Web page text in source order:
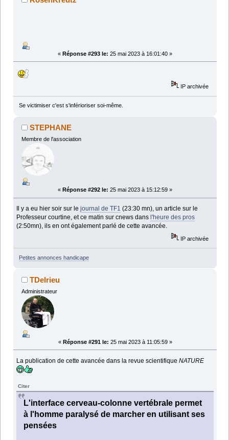
« Réponse #293 le: 25 mai 2023 à 16:01:40 »
IP archivée
Se victimiser c'est s'inférioriser soi-même.
STEPHANE
Membre de l'association
« Réponse #292 le: 25 mai 2023 à 15:12:59 »
Il y a eu hier soir sur lejournal de TF1 (23:30 mn), un article sur le
Professeur courtine, et ce matin sur cnews dans l'heure des pros
(2:50mn), ils en ont également parlé de cette avancée.
IP archivée
Petites annonces handicape
TDelrieu
Administrateur
« Réponse #291 le: 25 mai 2023 à 11:05:59 »
La publication de cette avancée dans la revue scientifiqueNATURE
Citer
L'interface cerveau-colonne vertébrale permet
à l'homme paralysé de marcher en utilisant ses
pensées